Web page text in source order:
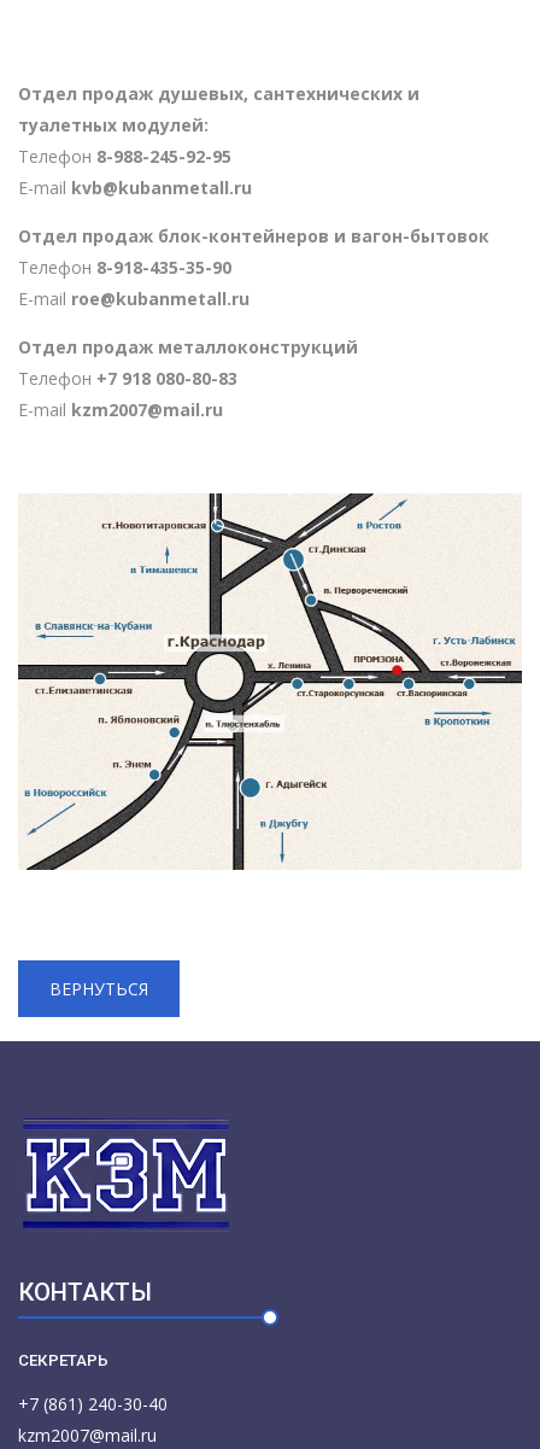
Отдел продаж душевых, сантехнических и
туалетных модулей:
Телефон 8-988-245-92-95
E-mail kvb@kubanmetall.ru
Отдел продаж блок-контейнеров и вагон-бытовок
Телефон 8-918-435-35-90
E-mail roe@kubanmetall.ru
Отдел продаж металлоконструкций
Телефон +7 918 080-80-83
E-mail kzm2007@mail.ru
ВЕРНУТЬСЯ
КОНТАКТЫ
СЕКРЕТАРЬ
+7 (861) 240-30-40
kzm2007@mail.ru